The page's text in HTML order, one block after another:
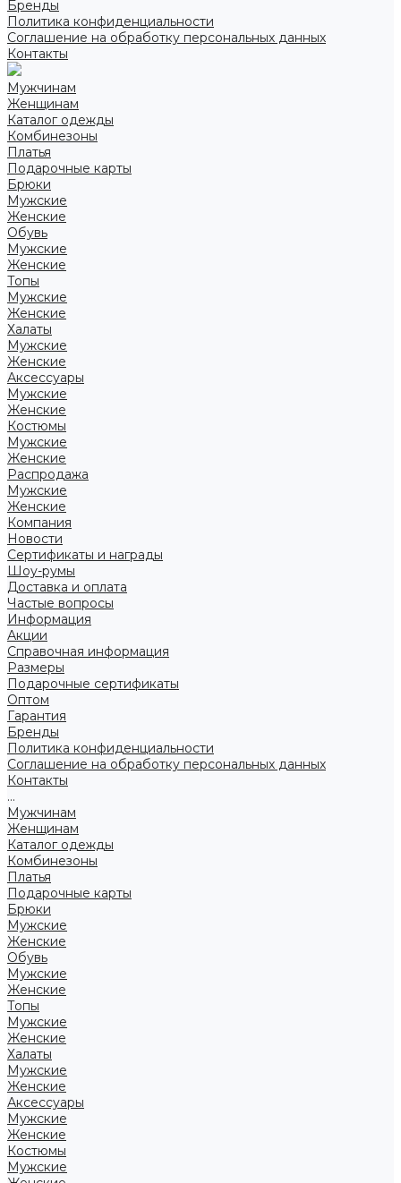
Бренды
Политика конфиденциальности
Соглашение на обработку персональных данных
Контакты
Мужчинам
Женщинам
Каталог одежды
Комбинезоны
Платья
Подарочные карты
Брюки
Мужские
Женские
Обувь
Мужские
Женские
Топы
Мужские
Женские
Халаты
Мужские
Женские
Аксессуары
Мужские
Женские
Костюмы
Мужские
Женские
Распродажа
Мужские
Женские
Компания
Новости
Сертификаты и награды
Шоу-румы
Доставка и оплата
Частые вопросы
Информация
Акции
Справочная информация
Размеры
Подарочные сертификаты
Оптом
Гарантия
Бренды
Политика конфиденциальности
Соглашение на обработку персональных данных
Контакты
...
Мужчинам
Женщинам
Каталог одежды
Комбинезоны
Платья
Подарочные карты
Брюки
Мужские
Женские
Обувь
Мужские
Женские
Топы
Мужские
Женские
Халаты
Мужские
Женские
Аксессуары
Мужские
Женские
Костюмы
Мужские